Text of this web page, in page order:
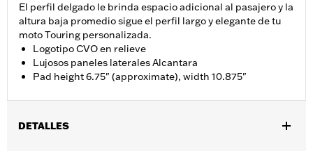
El perfil delgado le brinda espacio adicional al pasajero y la
altura baja promedio sigue el perfil largo y elegante de tu
moto Touring personalizada.
Logotipo CVO en relieve
Lujosos paneles laterales Alcantara
Pad height 6.75" (approximate), width 10.875"
DETALLES